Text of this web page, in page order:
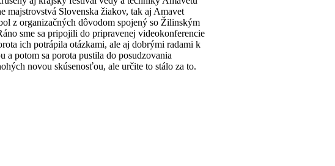
majstrovstvá Slovenska žiakov, tak aj Amavet
z organizačných dôvodom spojený so Žilinským
sme sa pripojili do pripravenej videokonferencie
ich potrápila otázkami, ale aj dobrými radami k
potom sa porota pustila do posudzovania
novou skúsenosťou, ale určite to stálo za to.